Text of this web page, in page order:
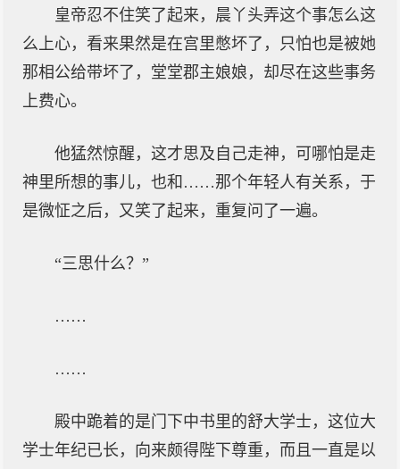
皇帝忍不住笑了起来，晨丫头弄这个事怎么这
么上心，看来果然是在宫里憋坏了，只怕也是被她
那相公给带坏了，堂堂郡主娘娘，却尽在这些事务
上费心。
他猛然惊醒，这才思及自己走神，可哪怕是走
神里所想的事儿，也和……那个年轻人有关系，于
是微怔之后，又笑了起来，重复问了一遍。
“三思什么？”
……
……
殿中跪着的是门下中书里的舒大学士，这位大
学士年纪已长，向来颇得陛下尊重，而且一直是以